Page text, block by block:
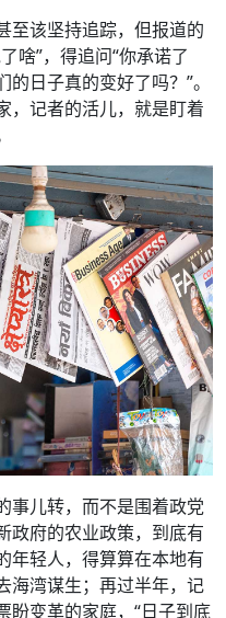
至该坚持追踪，但报道的
啥”，得追问“你承诺了
日子真的变好了吗？”。
，记者的活儿，就是盯着
事儿转，而不是围着政党
政府的农业政策，到底有
年轻人，得算算在本地有
海湾谋生；再过半年，记
盼变革的家庭，“日子到底